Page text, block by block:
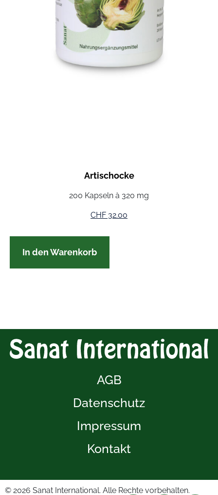
Artischocke
200 Kapseln à 320 mg
CHF 32.00
In den Warenkorb
AGB
Datenschutz
Impressum
Kontakt
© 2026 Sanat International. Alle Rechte vorbehalten.